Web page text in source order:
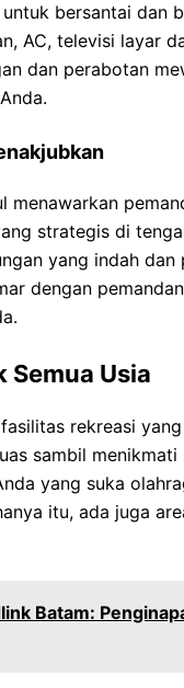
bersantai dan
AC, televisi layar
dan perabotan
menawarkan
strategis di
yang indah
dengan
Semua Usia
rekreasi
sambil
yang suka
itu, ada juga
Batam: